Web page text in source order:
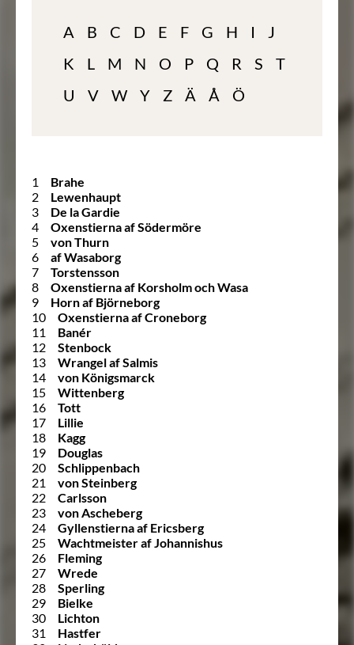
A B C D E F G H I
J
K
L M N O P Q R S
T
U
V W Y Z Ä Å Ö
1
Brahe
2
Lewenhaupt
3
De la Gardie
4
Oxenstierna af Södermöre
5
von Thurn
6
af Wasaborg
7
Torstensson
8
Oxenstierna af Korsholm och Wasa
9
Horn af Björneborg
10
Oxenstierna af Croneborg
11
Banér
12
Stenbock
13
Wrangel af Salmis
14
von Königsmarck
15
Wittenberg
16
Tott
17
Lillie
18
Kagg
19
Douglas
20
Schlippenbach
21
von Steinberg
22
Carlsson
23
von Ascheberg
24
Gyllenstierna af Ericsberg
25
Wachtmeister af Johannishus
26
Fleming
27
Wrede
28
Sperling
29
Bielke
30
Lichton
31
Hastfer